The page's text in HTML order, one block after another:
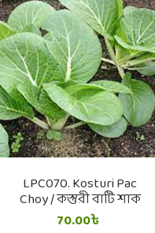
LPC070. Kosturi Pac
Choy / কস্তুরী বাটি শাক
70.00৳